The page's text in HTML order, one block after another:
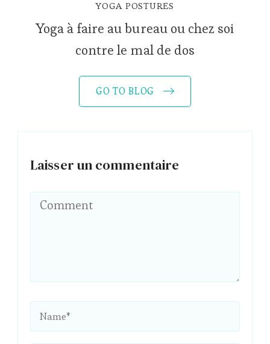
YOGA POSTURES
Yoga à faire au bureau ou chez soi
contre le mal de dos
GO TO BLOG
Laisser un commentaire